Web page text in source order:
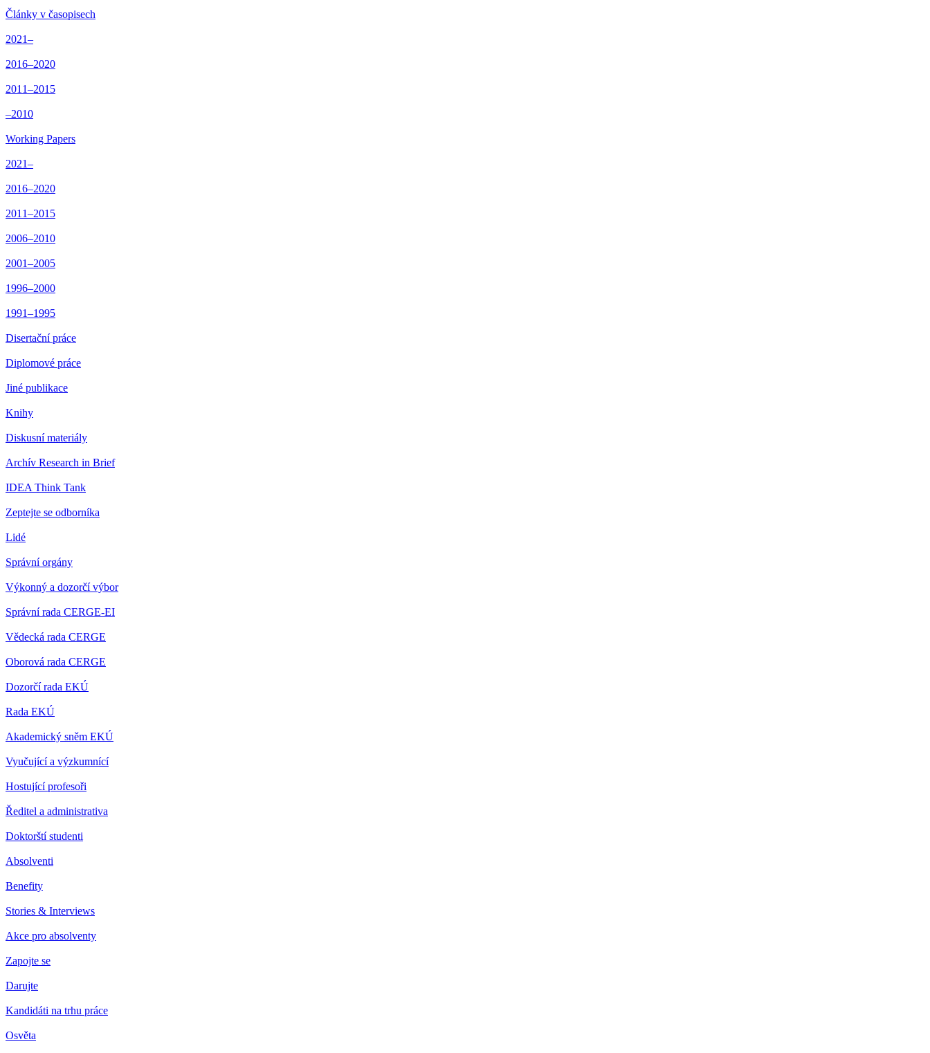
Články v časopisech
2021–
2016–2020
2011–2015
–2010
Working Papers
2021–
2016–2020
2011–2015
2006–2010
2001–2005
1996–2000
1991–1995
Disertační práce
Diplomové práce
Jiné publikace
Knihy
Diskusní materiály
Archív Research in Brief
IDEA Think Tank
Zeptejte se odborníka
Lidé
Správní orgány
Výkonný a dozorčí výbor
Správní rada CERGE-EI
Vědecká rada CERGE
Oborová rada CERGE
Dozorčí rada EKÚ
Rada EKÚ
Akademický sněm EKÚ
Vyučující a výzkumnící
Hostující profesoři
Ředitel a administrativa
Doktorští studenti
Absolventi
Benefity
Stories & Interviews
Akce pro absolventy
Zapojte se
Darujte
Kandidáti na trhu práce
Osvěta